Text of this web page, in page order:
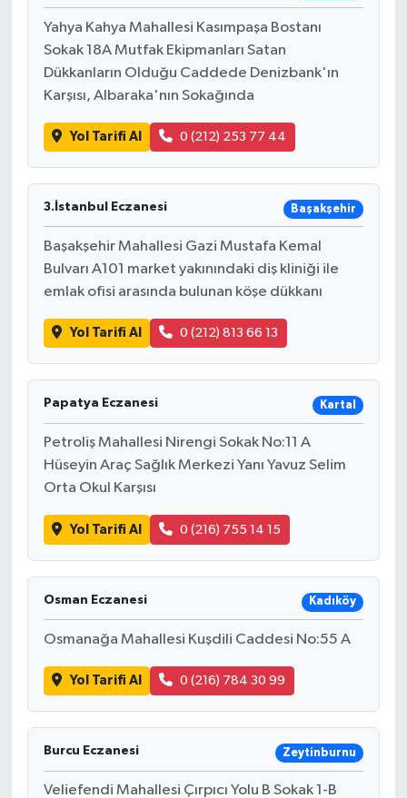
Yahya Kahya Mahallesi Kasımpaşa Bostanı
Sokak 18A Mutfak Ekipmanları Satan
Dükkanların Olduğu Caddede Denizbank'ın
Karşısı, Albaraka'nın Sokağında
Yol Tarifi Al 0 (212) 253 77 44
3.İstanbul Eczanesi Başakşehir
Başakşehir Mahallesi Gazi Mustafa Kemal
Bulvarı A101 market yakınındaki diş kliniği ile
emlak ofisi arasında bulunan köşe dükkanı
Yol Tarifi Al 0 (212) 813 66 13
Papatya Eczanesi Kartal
Petroliş Mahallesi Nirengi Sokak No:11 A
Hüseyin Araç Sağlık Merkezi Yanı Yavuz Selim
Orta Okul Karşısı
Yol Tarifi Al 0 (216) 755 14 15
Osman Eczanesi Kadıköy
Osmanağa Mahallesi Kuşdili Caddesi No:55 A
Yol Tarifi Al 0 (216) 784 30 99
Burcu Eczanesi Zeytinburnu
Veliefendi Mahallesi Çırpıcı Yolu B Sokak 1-B
Politika
Resmi İlan
Rüya Tabirleri
Sağlık
Şaphane
Spor
Tavşanlı
Teknoloji
Türkiye
Video Galeri